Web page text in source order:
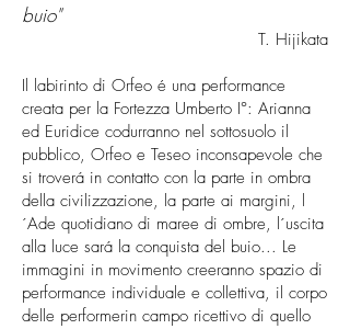
buio"
T. Hijikata
Il labirinto di Orfeo é una performance
creata per la Fortezza Umberto I°: Arianna
ed Euridice codurranno nel sottosuolo il
pubblico, Orfeo e Teseo inconsapevole che
si troverá in contatto con la parte in ombra
della civilizzazione, la parte ai margini, l
´Ade quotidiano di maree di ombre, l´uscita
alla luce sará la conquista del buio... Le
immagini in movimento creeranno spazio di
performance individuale e collettiva, il corpo
delle performerin campo ricettivo di quello